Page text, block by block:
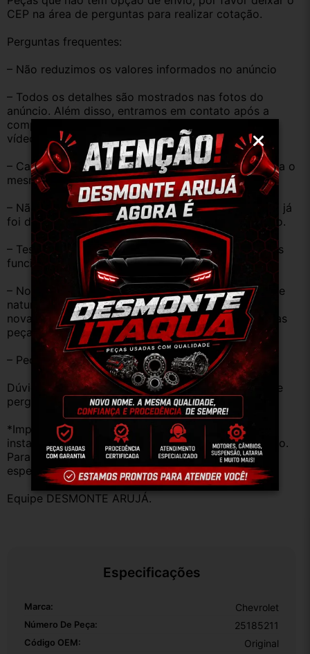
CEP na área de perguntas para realizar cotação.
Perguntas frequentes:
– Não reduzimos os valores informados no anúncio
– Todos os detalhes são mostrados nas fotos do
anúncio. Além disso, entramos em contato após a
compra, se necessário mandamos mais imagens e
vídeos do produto!
– Caso o código original da peça do seu veículo seja o
mesmo descrito no anúncio servirá perfeitamente.
– Não temos informação sobre o KM, pois o veículo já
foi desmontado. No entanto, estão em ótimo estado.
– Testamos as peças antes de anunciar e enviar, elas
funcionam perfeitamente.
– Nossas peças são USADAS e apresentam desgaste
natural pelo tempo. Peças perfeitas são apenas as
novas e sem uso. No entanto, garantimos que nossas
peças estão em BOM ESTADO e foram testadas.
– Peças são ORIGINAIS USADAS.
Dúvidas sobre uso ou aplicação, utilizar o campo de
perguntas;
*Importante: Não nos responsabilizamos por
instalações inadequadas ou uso indevido do produto.
Para evitar problemas, consulte um profissional
especializado.
Equipe DESMONTE ARUJÁ.
Especificações
Marca: Chevrolet
Número De Peça: 25185211
Código OEM: Original